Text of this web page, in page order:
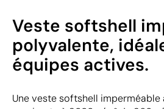
Veste softshell
polyvalente,
équipes actives.
Une veste softshell